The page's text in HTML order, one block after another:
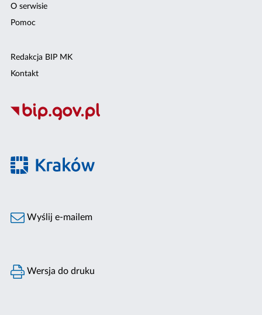
O serwisie
Pomoc
Redakcja BIP MK
Kontakt
Wyślij e-mailem
Wersja do druku